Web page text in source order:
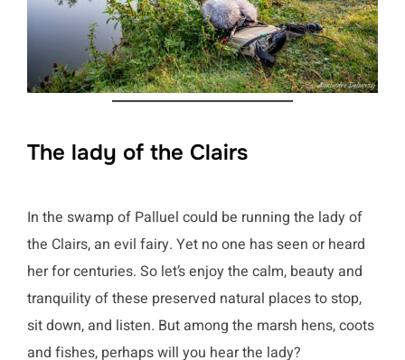
The lady of the Clairs
In the swamp of Palluel could be running the lady of
the Clairs, an evil fairy. Yet no one has seen or heard
her for centuries. So let’s enjoy the calm, beauty and
tranquility of these preserved natural places to stop,
sit down, and listen. But among the marsh hens, coots
and fishes, perhaps will you hear the lady?